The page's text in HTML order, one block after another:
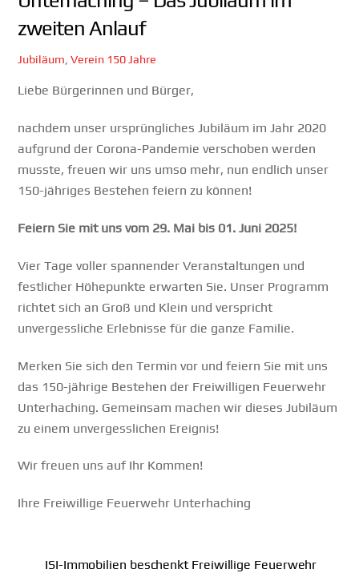
zweiten Anlauf
Jubiläum ,Verein 150 Jahre
Liebe Bürgerinnen und Bürger,
nachdem unser ursprüngliches Jubiläum im Jahr 2020
aufgrund der Corona-Pandemie verschoben werden
musste, freuen wir uns umso mehr, nun endlich unser
150-jähriges Bestehen feiern zu können!
Feiern Sie mit uns vom 29. Mai bis 01. Juni 2025!
Vier Tage voller spannender Veranstaltungen und
festlicher Höhepunkte erwarten Sie. Unser Programm
richtet sich an Groß und Klein und verspricht
unvergessliche Erlebnisse für die ganze Familie.
Merken Sie sich den Termin vor und feiern Sie mit uns
das 150-jährige Bestehen der Freiwilligen Feuerwehr
Unterhaching. Gemeinsam machen wir dieses Jubiläum
zu einem unvergesslichen Ereignis!
Wir freuen uns auf Ihr Kommen!
Ihre Freiwillige Feuerwehr Unterhaching
ISI-Immobilien beschenkt Freiwillige Feuerwehr